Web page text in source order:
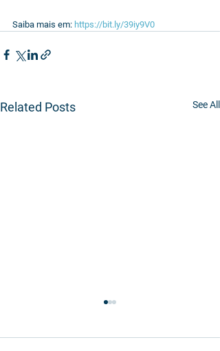
Saiba mais em: https://bit.ly/39iy9V0
Related Posts See All